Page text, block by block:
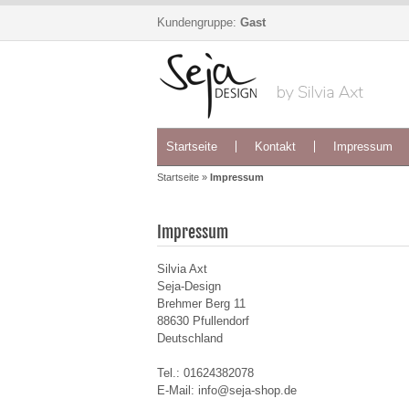
Kundengruppe: Gast
Startseite Kontakt Impressum
Startseite » Impressum
Impressum
Silvia Axt
Seja-Design
Brehmer Berg 11
88630 Pfullendorf
Deutschland
Tel.: 01624382078
E-Mail: info@seja-shop.de